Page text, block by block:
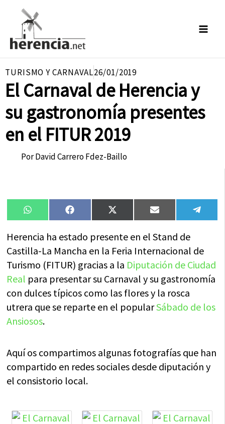
contenido
TURISMO Y CARNAVAL26/01/2019
El Carnaval de Herencia y
su gastronomía presentes
en el FITUR 2019
PorDavid Carrero Fdez-Baillo
Compartir
en
WhatsAppCompartir
en
FacebookCompartir
en
X
(Twitter)
Compartir
en
Email
en
Herencia ha estado presente en el Stand de
Castilla-La Mancha en la Feria Internacional de
Turismo (FITUR) gracias a la Diputación de Ciudad
Real para presentar su Carnaval y su gastronomía
con dulces típicos como las flores y la rosca
utrera que se reparte en el popularSábado de los
Ansiosos.
Aquí os compartimos algunas fotografías que han
compartido en redes sociales desde diputación y
el consistorio local.